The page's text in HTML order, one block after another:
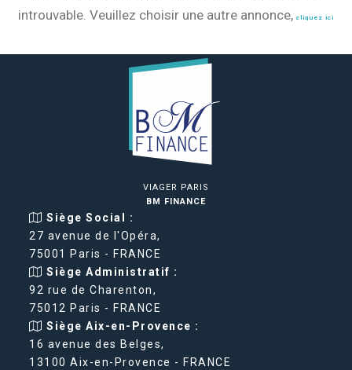
introuvable. Veuillez choisir une autre annonce, cliquez ici
VIAGER PARIS
BM FINANCE
Siège Social :
27 avenue de l'Opéra,
75001 Paris - FRANCE
Siège Administratif :
92 rue de Charenton,
75012 Paris - FRANCE
Siège Aix-en-Provence :
16 avenue des Belges,
13100 Aix-en-Provence - FRANCE